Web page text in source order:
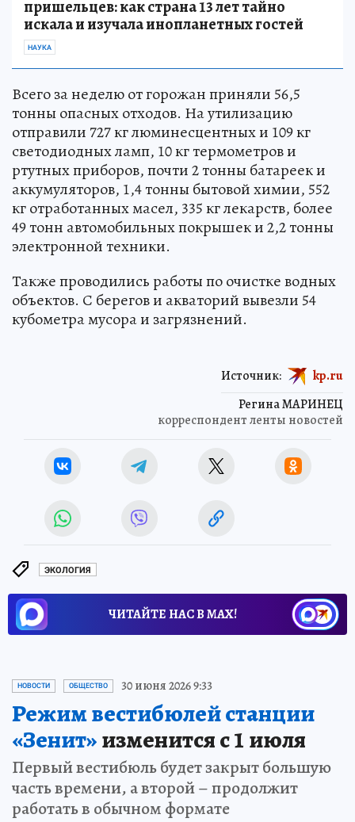
пришельцев: как страна 13 лет тайно
искала и изучала инопланетных гостей
НАУКА
Всего за неделю от горожан приняли 56,5
тонны опасных отходов. На утилизацию
отправили 727 кг люминесцентных и 109 кг
светодиодных ламп, 10 кг термометров и
ртутных приборов, почти 2 тонны батареек и
аккумуляторов, 1,4 тонны бытовой химии, 552
кг отработанных масел, 335 кг лекарств, более
49 тонн автомобильных покрышек и 2,2 тонны
электронной техники.
Также проводились работы по очистке водных
объектов. С берегов и акваторий вывезли 54
кубометра мусора и загрязнений.
Регина МАРИНЕЦ
корреспондент ленты новостей
Источник: kp.ru
ЭКОЛОГИЯ
ЧИТАЙТЕ НАС В МАХ!
НОВОСТИ ОБЩЕСТВО 30 июня 2026 9:33
Режим вестибюлей станции
«Зенит»изменится с 1 июля
Первый вестибюль будет закрыт большую
часть времени, а второй – продолжит
работать в обычном формате